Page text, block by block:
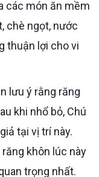
các món ăn mềm
chè ngọt, nước
thuận lợi cho vi
khi nhổ bỏ, Chú
tại vị trí này.
khôn lúc này
trọng nhất.